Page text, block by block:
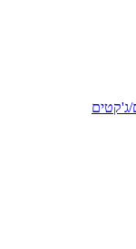
ג'קטים